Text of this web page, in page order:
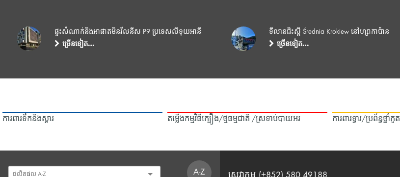
ផ្ទះសំណាក់និងអាផាតមិនវីលនីស P9 ប្រទេសលីទុយអានី
ច្រើនទៀត…
ទីលានជិះស្គី Średnia Krokiew នៅហ្សាកាប៉ាន
ច្រើនទៀត…
ការពារទឹក​និង​ស្ដារ តម្លើងកម្មវិធីក្បឿង/ថ្មធម្មជាតិ /ស្រទាប់បាយអរ ការពារទ្វារ/ប្រព័ន្ធថ្នាំកូត
A-Z